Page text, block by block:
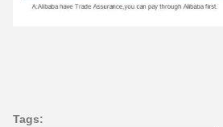
Tags: